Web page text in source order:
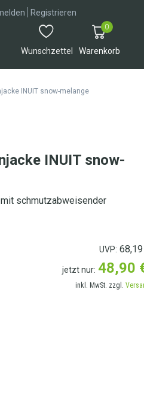
Registrieren
Wunschzettel Warenkorb
0
INUIT snow-melange
INUIT snow-
schmutzabweisender
UVP: 68,19
jetzt nur: 48,90
inkl. MwSt. zzgl.